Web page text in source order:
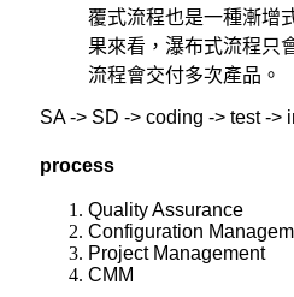
覆式流程也是一種漸增
果來看，瀑布式流程只
流程會交付多次產品。
SA -> SD -> coding -> test ->
process
Quality Assurance
Configuration
Project Management
CMM